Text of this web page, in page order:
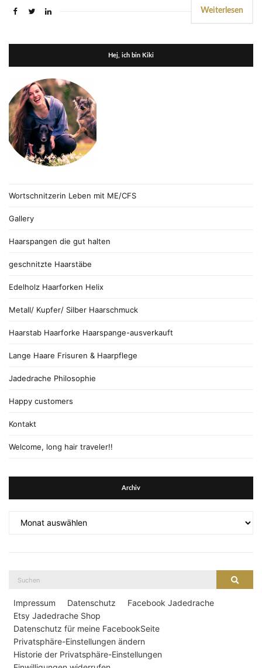
Weiterlesen
Hej, ich bin Kiki
Wortschnitzerin Leben mit ME/CFS
Gallery
Haarspangen die gut halten
geschnitzte Haarstäbe
Edelholz Haarforken Helix
Metall/ Kupfer/ Silber Haarschmuck
Haarstab Haarforke Haarspange-ausverkauft
Lange Haare Frisuren & Haarpflege
Jadedrache Philosophie
Happy customers
Kontakt
Welcome, long hair traveler!!
Archiv
Impressum Datenschutz
Facebook Jadedrache
Etsy Jadedrache Shop
Datenschutz für meine FacebookSeite
Privatsphäre-Einstellungen ändern
Historie der Privatsphäre-Einstellungen